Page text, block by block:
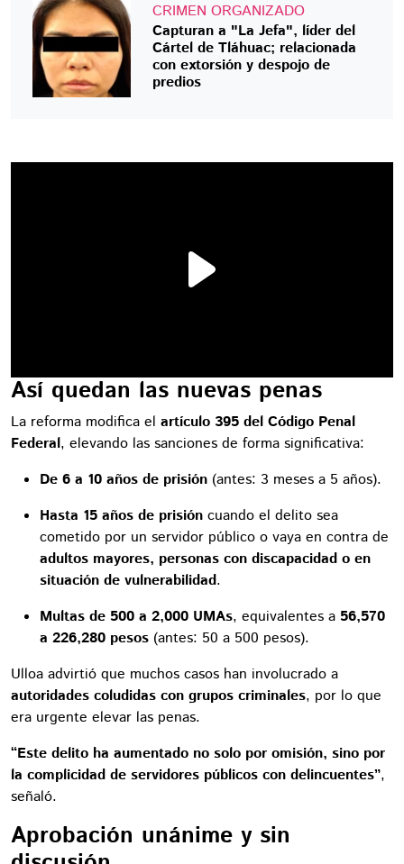
CRIMEN ORGANIZADO
Capturan a "La Jefa", líder del
Cártel de Tláhuac; relacionada
con extorsión y despojo de
predios
Así quedan las nuevas penas
La reforma modifica el artículo 395 del Código Penal
Federal, elevando las sanciones de forma significativa:
De 6 a 10 años de prisión (antes: 3 meses a 5 años).
Hasta 15 años de prisión cuando el delito sea
cometido por un servidor público o vaya en contra de
adultos mayores, personas con discapacidad o en
situación de vulnerabilidad.
Multas de 500 a 2,000 UMAs, equivalentes a 56,570
a 226,280 pesos (antes: 50 a 500 pesos).
Ulloa advirtió que muchos casos han involucrado a
autoridades coludidas con grupos criminales, por lo que
era urgente elevar las penas.
“Este delito ha aumentado no solo por omisión, sino por
la complicidad de servidores públicos con delincuentes”,
señaló.
Aprobación unánime y sin